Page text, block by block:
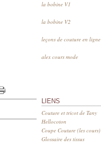
la bobine V1
la bobine V2
leçons de couture en ligne
alex cours mode
LIENS
Couture et tricot de Tany
Hellocoton
Coupe Couture (les cours)
Glossaire des tissus